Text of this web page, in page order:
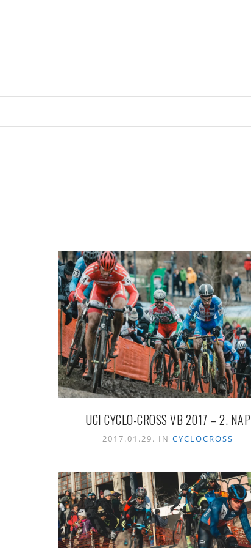
UCI CYCLO-CROSS VB 2017 – 2. NAP
2017.01.29. INCYCLOCROSS